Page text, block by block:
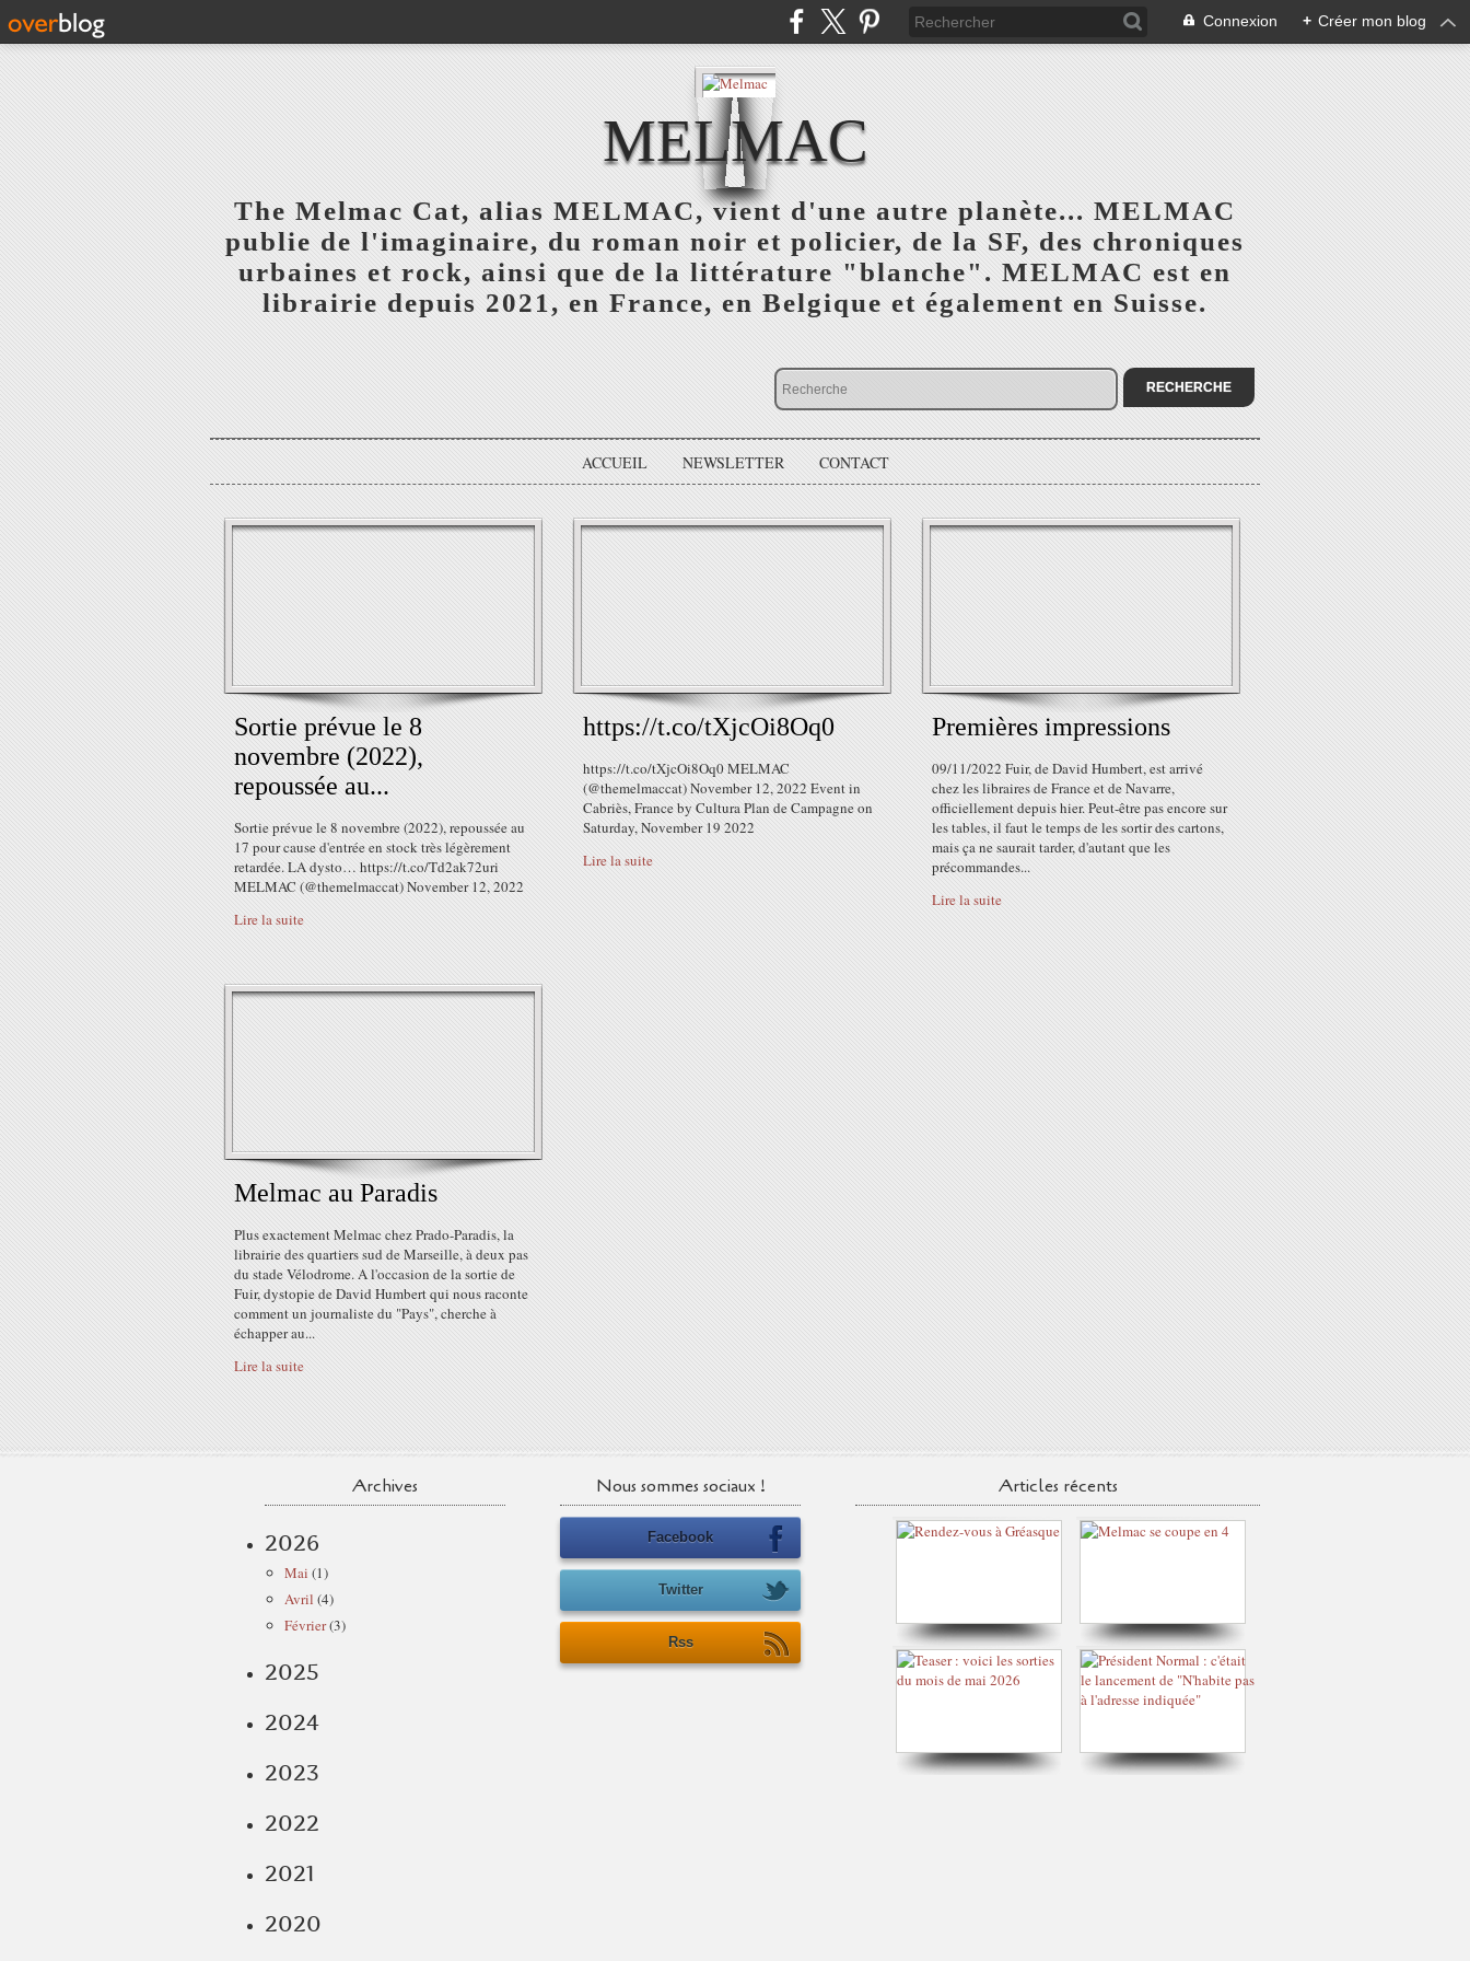
Connexion + Créer mon blog
MELMAC
The Melmac Cat, alias MELMAC, vient d'une autre planète... MELMAC
publie de l'imaginaire, du roman noir et policier, de la SF, des chroniques
urbaines et rock, ainsi que de la littérature "blanche". MELMAC est en
librairie depuis 2021, en France, en Belgique et également en Suisse.
ACCUEIL NEWSLETTER CONTACT
Sortie prévue le 8
novembre (2022),
repoussée au...
Sortie prévue le 8 novembre (2022), repoussée au
17 pour cause d'entrée en stock très légèrement
retardée. LA dysto… https://t.co/Td2ak72uri
MELMAC (@themelmaccat) November 12, 2022
Lire la suite
https://t.co/tXjcOi8Oq0
https://t.co/tXjcOi8Oq0 MELMAC
(@themelmaccat) November 12, 2022 Event in
Cabriès, France by Cultura Plan de Campagne on
Saturday, November 19 2022
Lire la suite
Premières impressions
09/11/2022 Fuir, de David Humbert, est arrivé
chez les libraires de France et de Navarre,
officiellement depuis hier. Peut-être pas encore sur
les tables, il faut le temps de les sortir des cartons,
mais ça ne saurait tarder, d'autant que les
précommandes...
Lire la suite
Melmac au Paradis
Plus exactement Melmac chez Prado-Paradis, la
librairie des quartiers sud de Marseille, à deux pas
du stade Vélodrome. A l'occasion de la sortie de
Fuir, dystopie de David Humbert qui nous raconte
comment un journaliste du "Pays", cherche à
échapper au...
Lire la suite
Archives
2026
Mai (1)
Avril (4)
Février(3)
2025
2024
2023
2022
2021
2020
Nous sommes sociaux !
Facebook
Twitter
Rss
Articles récents